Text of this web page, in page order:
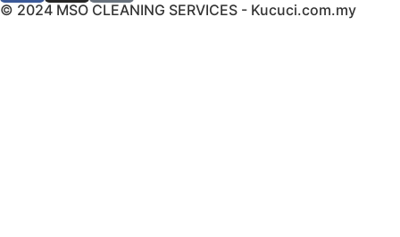
© 2024 MSO CLEANING SERVICES - Kucuci.com.my